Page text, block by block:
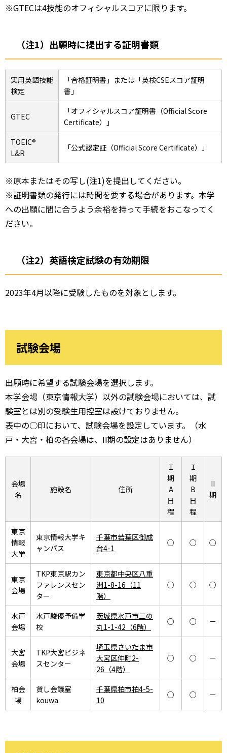
※GTECは4技能のオフィシャルスコアに限ります。
（注1）出願時に提出する証明書類
実用英語技能
検定
「合格証明書」または「英検CSEスコア証明
書」
GTEC
「オフィシャルスコア証明書（Official Score
Certificate）」
TOEIC®
L&R
「公式認定証（Official Score Certificate）」
※原本またはその写し(注1)を提出してください。
※証明書類の発行には時間を要する場合があります。本学
への出願に間に合うよう余裕を持って手続をおこなってく
ださい。
（注2）英語検定試験の有効期限
2023年4月以降に受験したものを対象とします。
試験会場
出願時に希望する試験会場を選択します。
本学会場（東京情報大学）以外の試験会場においては、試
験室とは別の受験生用控室は設けておりません。
表中の○印において、試験会場を設定しています。（水
戸・大宮・柏の各会場は、II期の設定はありません）
会場
名
施設名 住所
Ｉ
期
A
日
程
Ｉ
期
B
日
程
II
期
東京
情報
大学
東京情報大学キ
ャンパス
千葉市若葉区御成
台4-1
○ ○ ○
東京
会場
TKP東京駅カン
ファレンスセン
ター
東京都中央区八重
洲1-8-16（11
階）
○ ○ ○
水戸
会場
水戸駿優予備学
校
茨城県水戸市三の
丸1-1-42（6階）
○ ○ －
大宮
会場
TKP大宮ビジネ
スセンター
埼玉県さいたま市
大宮区仲町2-
26（4階）
○ ○ －
柏会
場
貸し会議室
kouwa
千葉県柏市柏4-5-
10
○ ○ －